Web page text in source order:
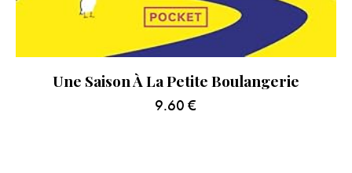
Une Saison À La Petite Boulangerie
9.60 €